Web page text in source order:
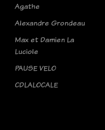
Agathe
Alexandre Grondeau
Max et Damien La
Luciole
PAUSE VELO
CDLALOCALE